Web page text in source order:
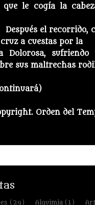
que le cogía la
el recorrido,
a cuestas por la
Dolorosa, sufriendo
sus maltrechas
Orden del
(29) Alquimia(1)